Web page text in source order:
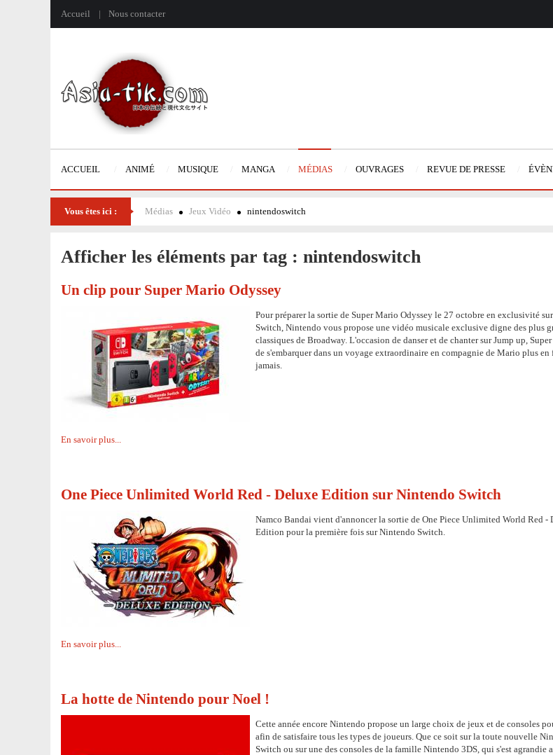
Accueil Nous contacter
ACCUEIL ANIMÉ MUSIQUE MANGA MÉDIAS OUVRAGES REVUE DE PRESSE
Vous êtes ici : Médias Jeux Vidéo nintendoswitch
Afficher les éléments par tag : nintendoswitch
Un clip pour Super Mario Odyssey
Pour préparer la sortie de Super Mario Odyssey le 27 octobre en exclusivité
Switch, Nintendo vous propose une vidéo musicale exclusive digne des plus
classiques de Broadway. L'occasion de danser et de chanter sur Jump up,
de s'embarquer dans un voyage extraordinaire en compagnie de Mario plus en
jamais.
En savoir plus...
One Piece Unlimited World Red - Deluxe Edition sur Nintendo Switch
Namco Bandai vient d'annoncer la sortie de One Piece Unlimited World Red -
Edition pour la première fois sur Nintendo Switch.
En savoir plus...
La hotte de Nintendo pour Noel !
Cette année encore Nintendo propose un large choix de jeux et de consoles
afin de satisfaire tous les types de joueurs. Que ce soit sur la toute nouvelle
Switch ou sur une des consoles de la famille Nintendo 3DS, qui s'est agrandie